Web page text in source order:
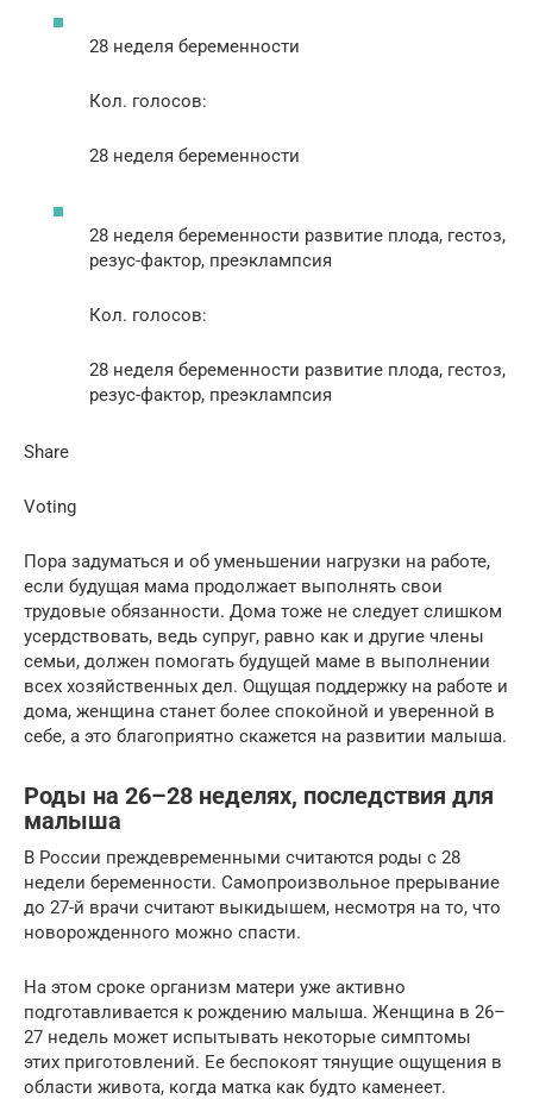
28 неделя беременности
Кол. голосов:
28 неделя беременности
28 неделя беременности развитие плода, гестоз,
резус-фактор, преэклампсия
Кол. голосов:
28 неделя беременности развитие плода, гестоз,
резус-фактор, преэклампсия
Share
Voting
Пора задуматься и об уменьшении нагрузки на работе,
если будущая мама продолжает выполнять свои
трудовые обязанности. Дома тоже не следует слишком
усердствовать, ведь супруг, равно как и другие члены
семьи, должен помогать будущей маме в выполнении
всех хозяйственных дел. Ощущая поддержку на работе и
дома, женщина станет более спокойной и уверенной в
себе, а это благоприятно скажется на развитии малыша.
Роды на 26–28 неделях, последствия для
малыша
В России преждевременными считаются роды с 28
недели беременности. Самопроизвольное прерывание
до 27-й врачи считают выкидышем, несмотря на то, что
новорожденного можно спасти.
На этом сроке организм матери уже активно
подготавливается к рождению малыша. Женщина в 26–
27 недель может испытывать некоторые симптомы
этих приготовлений. Ее беспокоят тянущие ощущения в
области живота, когда матка как будто каменеет.